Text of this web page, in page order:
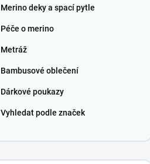
Merino deky a spací pytle
Péče o merino
Metráž
Bambusové oblečení
Dárkové poukazy
Vyhledat podle značek